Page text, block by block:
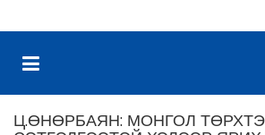
Ц.ӨНӨРБАЯН: МОНГОЛ